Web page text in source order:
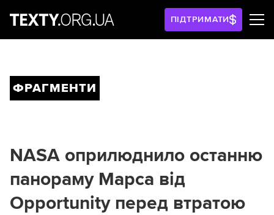
ПІДТРИМАТИ
ФРАГМЕНТИ
NASA оприлюднило останню
панораму Марса від
Opportunity перед втратою